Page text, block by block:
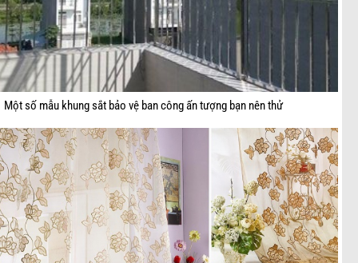
Một số mẫu khung sắt bảo vệ ban công ấn tượng bạn nên thử